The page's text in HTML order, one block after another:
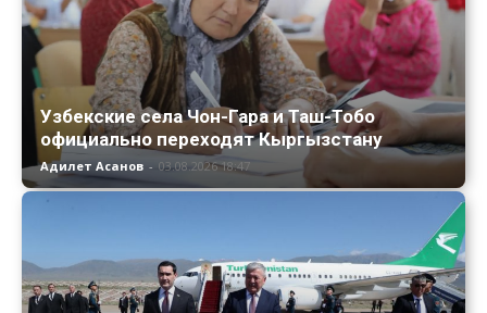
Узбекские села Чон-Гара и Таш-Тобо
официально переходят Кыргызстану
Адилет Асанов - 03.08.2026 18:47